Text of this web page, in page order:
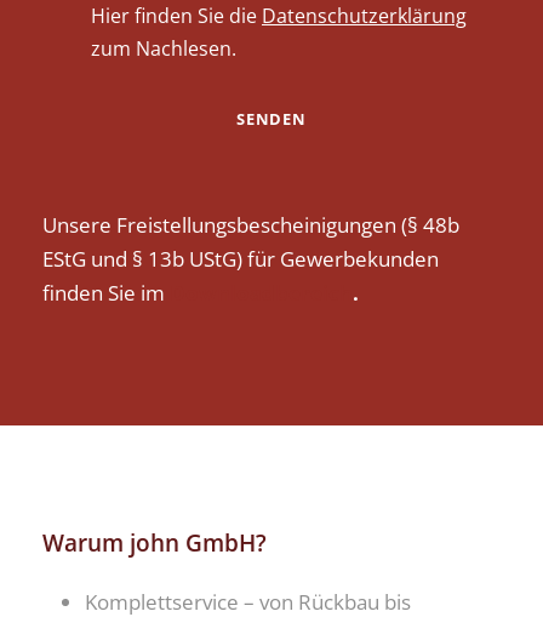
Hier finden Sie die Datenschutzerklärung
zum Nachlesen.
Unsere Freistellungsbescheinigungen (§ 48b
EStG und § 13b UStG) für Gewerbekunden
finden Sie im
.
Warum john GmbH?
Komplettservice – von Rückbau bis